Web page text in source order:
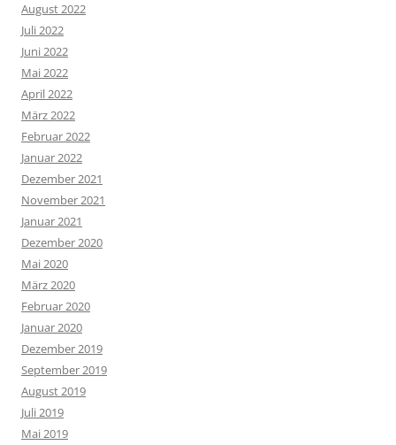
August 2022
Juli 2022
Juni 2022
Mai 2022
April 2022
März 2022
Februar 2022
Januar 2022
Dezember 2021
November 2021
Januar 2021
Dezember 2020
Mai 2020
März 2020
Februar 2020
Januar 2020
Dezember 2019
September 2019
August 2019
Juli 2019
Mai 2019